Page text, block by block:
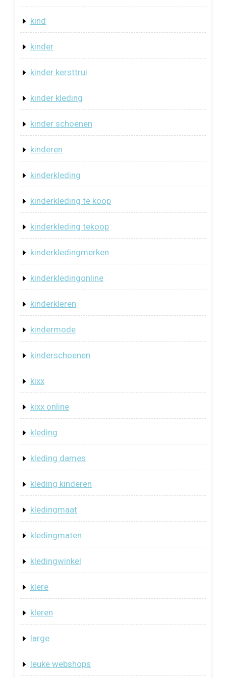
kind
kinder
kinder kersttrui
kinder kleding
kinder schoenen
kinderen
kinderkleding
kinderkleding te koop
kinderkleding tekoop
kinderkledingmerken
kinderkledingonline
kinderkleren
kindermode
kinderschoenen
kixx
kixx online
kleding
kleding dames
kleding kinderen
kledingmaat
kledingmaten
kledingwinkel
klere
kleren
large
leuke webshops